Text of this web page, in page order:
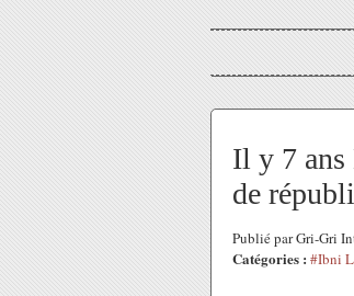
Il y 7
de
Publié par Gri-Gri
Catégories : #Ibni